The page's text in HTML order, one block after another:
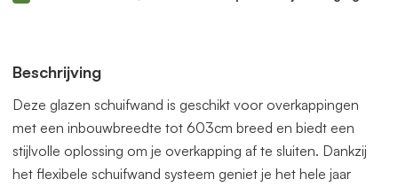
Beschrijving
Deze glazen schuifwand is geschikt voor overkappingen
met een inbouwbreedte tot 603cm breed en biedt een
stijlvolle oplossing om je overkapping af te sluiten. Dankzij
het flexibele schuifwand systeem geniet je het hele jaar